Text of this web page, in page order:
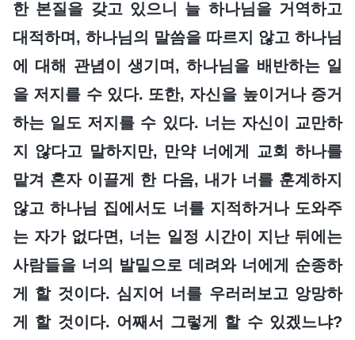
한 본질을 갖고 있으니 늘 하나님을 거역하고
대적하며, 하나님의 말씀을 따르지 않고 하나님
에 대해 관념이 생기며, 하나님을 배반하는 일
을 저지를 수 있다. 또한, 자신을 높이거나 증거
하는 일도 저지를 수 있다. 너는 자신이 교만하
지 않다고 말하지만, 만약 너에게 교회 하나를
맡겨 혼자 이끌게 한 다음, 내가 너를 훈계하지
않고 하나님 집에서도 너를 지적하거나 도와주
는 자가 없다면, 너는 일정 시간이 지난 뒤에는
사람들을 너의 발밑으로 데려와 너에게 순종하
게 할 것이다. 심지어 너를 우러러보고 앙망하
게 할 것이다. 어째서 그렇게 할 수 있겠느냐?